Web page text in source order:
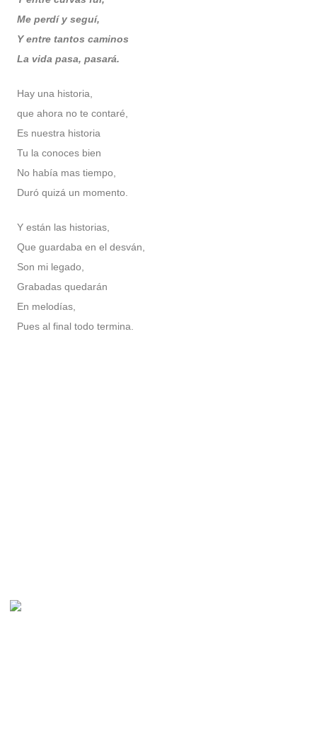
Me perdí y seguí,
Y entre tantos caminos
La vida pasa, pasará.
Hay una historia,
que ahora no te contaré,
Es nuestra historia
Tu la conoces bien
No había mas tiempo,
Duró quizá un momento.
Y están las historias,
Que guardaba en el desván,
Son mi legado,
Grabadas quedarán
En melodías,
Pues al final todo termina.